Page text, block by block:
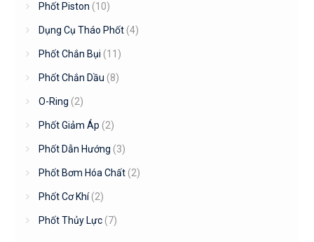
Phốt Piston (10)
Dụng Cụ Tháo Phốt (4)
Phốt Chắn Bụi (11)
Phốt Chắn Dầu (8)
O-Ring (2)
Phốt Giảm Áp (2)
Phốt Dẫn Hướng (3)
Phốt Bơm Hóa Chất (2)
Phốt Cơ Khí (2)
Phốt Thủy Lực (7)